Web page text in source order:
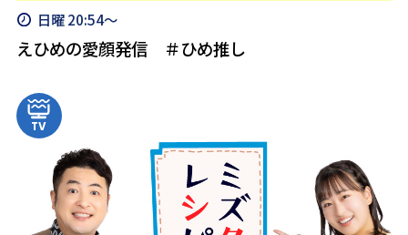
日曜 20:54～
えひめの愛顔発信 ＃ひめ推し